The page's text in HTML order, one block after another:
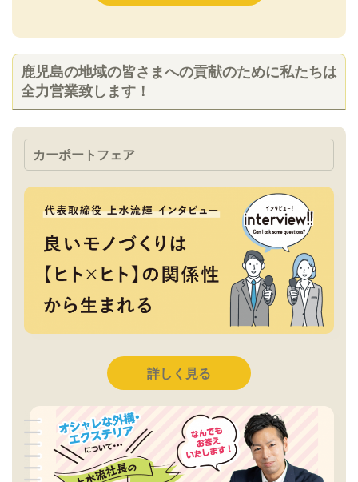
鹿児島の地域の皆さまへの貢献のために私たちは
全力営業致します！
カーポートフェア
詳しく見る